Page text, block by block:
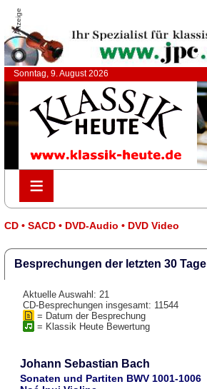
Anzeige
Sonntag, 9. August 2026
≡
≡
CD • SACD • DVD-Audio • DVD Video
Besprechungen der letzten 30 Tage
Aktuelle Auswahl: 21
CD-Besprechungen insgesamt: 11544
= Datum der Besprechung
= Klassik Heute Bewertung
Johann Sebastian Bach
Sonaten und Partiten BWV 1001-1006